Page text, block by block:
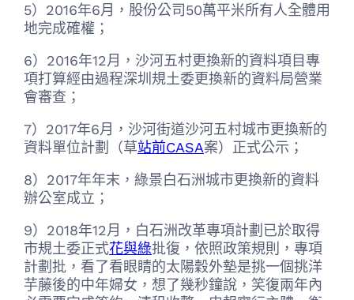
5）2016年6月，股份公司50萬平米所有人全體用
地完成確權；
6）2016年12月，沙河五村更換新的資料項目專
項打算經由過程深圳規土委更換新的資料局營業
會審查；
7）2017年6月，沙河街道沙河五村城市更換新的
資料單位計劃（草站前CASA案）正式公示；
8）2017年年末，綠景白石洲城市更換新的資料
辦公室成立；
9）2018年12月，白石洲改革專項計劃已於取得
市規土委正式花與綠批復，依照政策規則，專項
計劃批，看了看眼睛的太陽穀外墊是挑一個挑洋
芋藤後的中年婦女，想了幾秒鐘說，笑復兩年內